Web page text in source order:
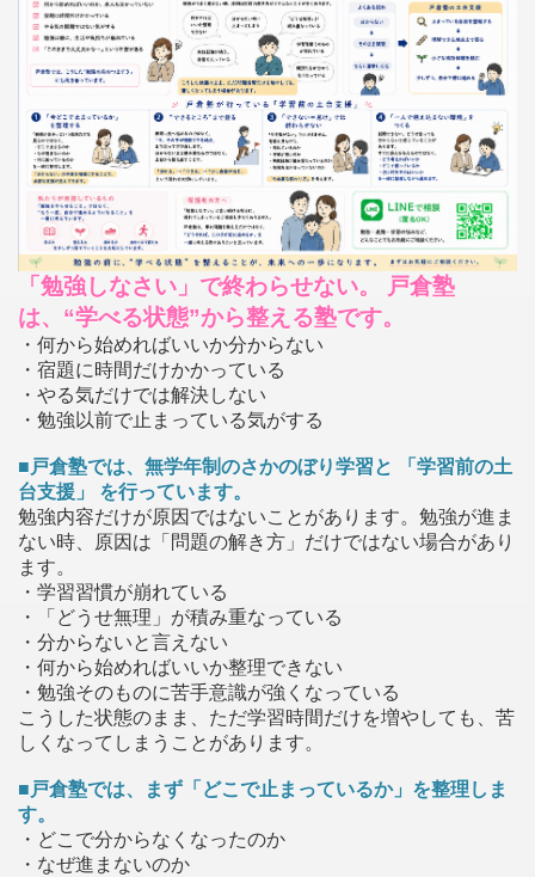
「勉強しなさい」で終わらせない。 戸倉塾
は、“学べる状態”から整える塾です。
・何から始めればいいか分からない
・宿題に時間だけかかっている
・やる気だけでは解決しない
・勉強以前で止まっている気がする
■戸倉塾では、無学年制のさかのぼり学習と 「学習前の土
台支援」 を行っています。
勉強内容だけが原因ではないことがあります。勉強が進ま
ない時、原因は「問題の解き方」だけではない場合があり
ます。
・学習習慣が崩れている
・「どうせ無理」が積み重なっている
・分からないと言えない
・何から始めればいいか整理できない
・勉強そのものに苦手意識が強くなっている
こうした状態のまま、ただ学習時間だけを増やしても、苦
しくなってしまうことがあります。
■戸倉塾では、まず「どこで止まっているか」を整理しま
す。
・どこで分からなくなったのか
・なぜ進まないのか